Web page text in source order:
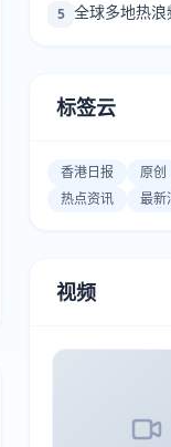
5 全球多地热
标签云
香港日报 原创
热点资讯
最新
视频